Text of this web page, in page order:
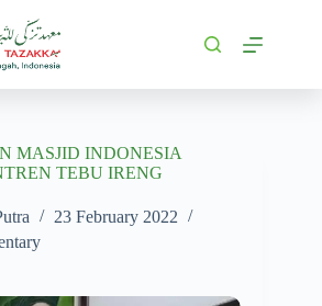
MASJID INDONESIA
TEBU IRENG
23 February 2022